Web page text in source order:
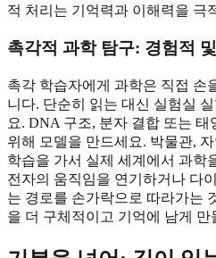
적 처리는 기억력과 이해력을 극
촉각적 과학 탐구: 경험적
촉각 학습자에게 과학은 직접 손
니다. 단순히 읽는 대신 실험실
요. DNA 구조, 분자 결합 또는 태
위해 모델을 만드세요. 박물관,
학습을 가서 실제 세계에서 과학
전자의 움직임을 연기하거나 다
는 경로를 손가락으로 따라가는
을 더 구체적이고 기억에 남게 만